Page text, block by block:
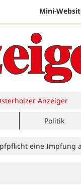
Mini-
Anzeiger
Politik
eine Impfung